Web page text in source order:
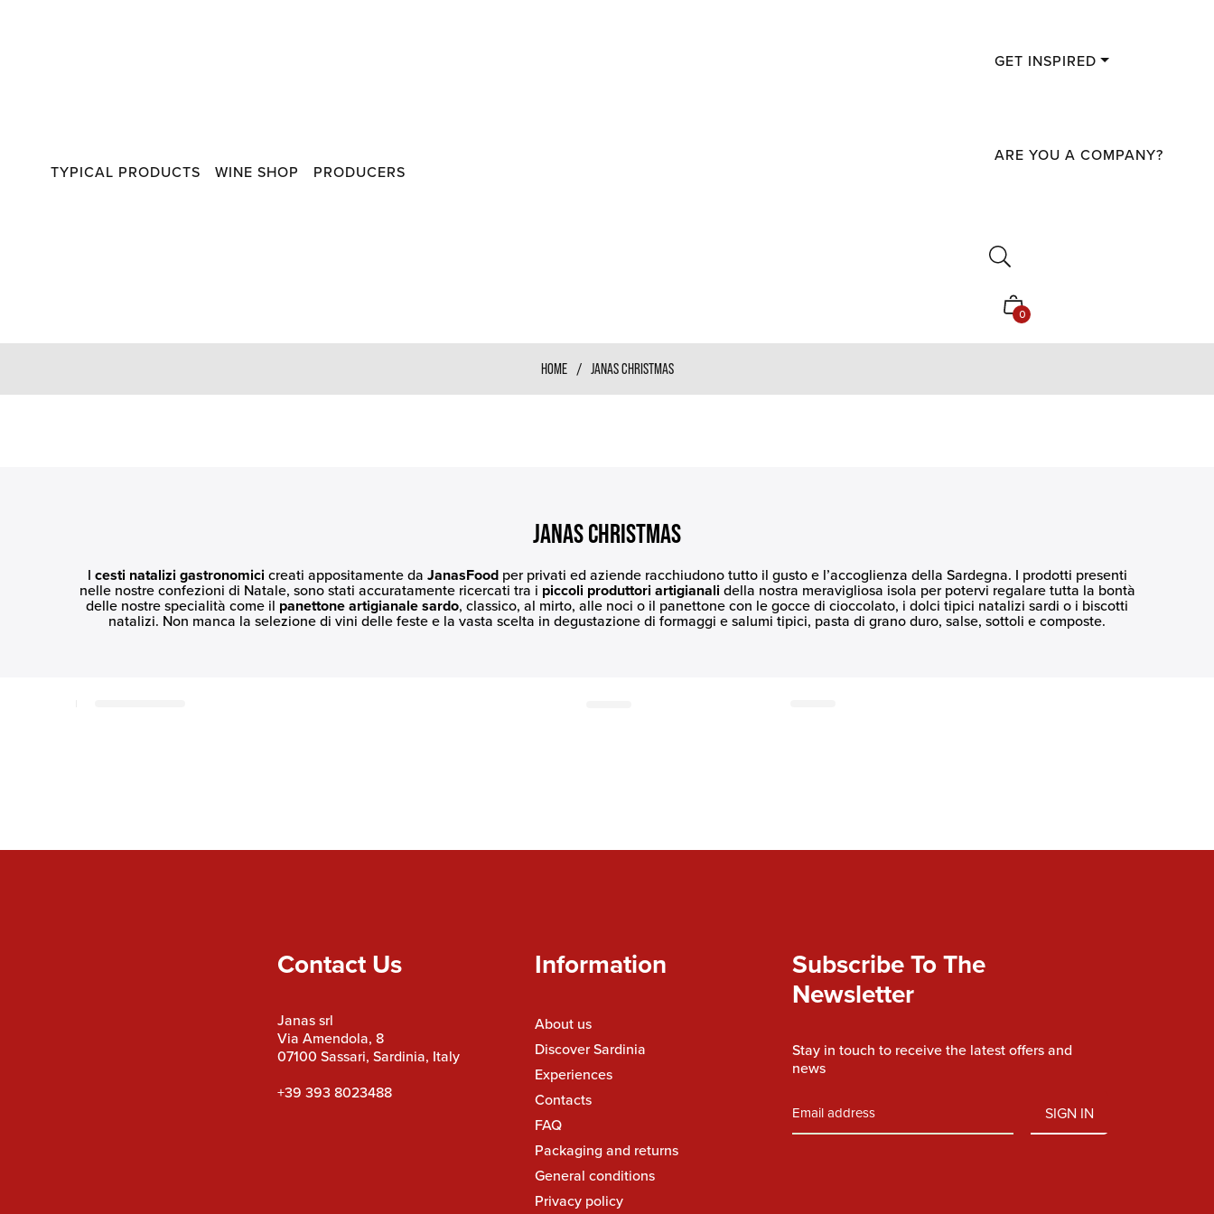
TYPICAL PRODUCTS WINE SHOP PRODUCERS
GET INSPIRED
ARE YOU A COMPANY?
Shopping
cart
0
HOME / JANAS CHRISTMAS
JANAS CHRISTMAS
I cesti natalizi gastronomicicreati appositamente da JanasFoodper privati ed aziende racchiudono tutto il gusto e l’accoglienza della Sardegna. I prodotti presenti
nelle nostre confezioni di Natale, sono stati accuratamente ricercati tra i piccoli produttori artigianalidella nostra meravigliosa isola per potervi regalare tutta la bontà
delle nostre specialità come il panettone artigianale sardo, classico, al mirto, alle noci o il panettone con le gocce di cioccolato, i dolci tipici natalizi sardi o i biscotti
natalizi. Non manca la selezione di vini delle feste e la vasta scelta in degustazione di formaggi e salumi tipici, pasta di grano duro, salse, sottoli e composte.
Contact Us
Janas srl
Via Amendola, 8
07100 Sassari, Sardinia, Italy
+39 393 8023488
Information
About us
Discover Sardinia
Experiences
Contacts
FAQ
Packaging and returns
General conditions
Privacy policy
Subscribe To The
Newsletter
Stay in touch to receive the latest offers and
news
SIGN IN